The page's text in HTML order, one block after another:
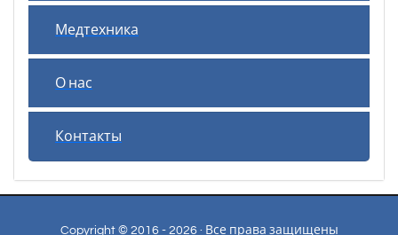
Медтехника
О нас
Контакты
Copyright © 2016 - 2026 · Все права защищены